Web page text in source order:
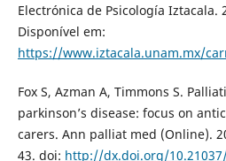
Electrónica de Psicología Iztacala.
Disponível em:
https://www.iztacala.unam.mx/
Fox S, Azman A, Timmons S.
parkinson’s disease: focus on
carers. Ann palliat med (Online).
43. doi: http://dx.doi.org/